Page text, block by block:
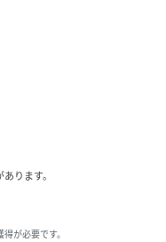
ります。
得が必要です。